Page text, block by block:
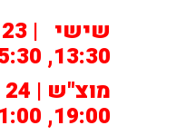
13:30, 15:30
19:00, 21:00